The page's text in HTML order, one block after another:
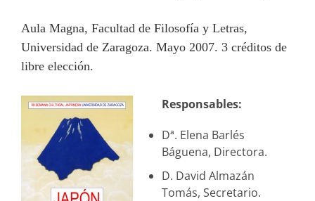
Aula Magna, Facultad de Filosofía y Letras,
Universidad de Zaragoza. Mayo 2007. 3 créditos de
libre elección.
Responsables:
Dª. Elena Barlés
Báguena, Directora.
D. David Almazán
Tomás, Secretario.